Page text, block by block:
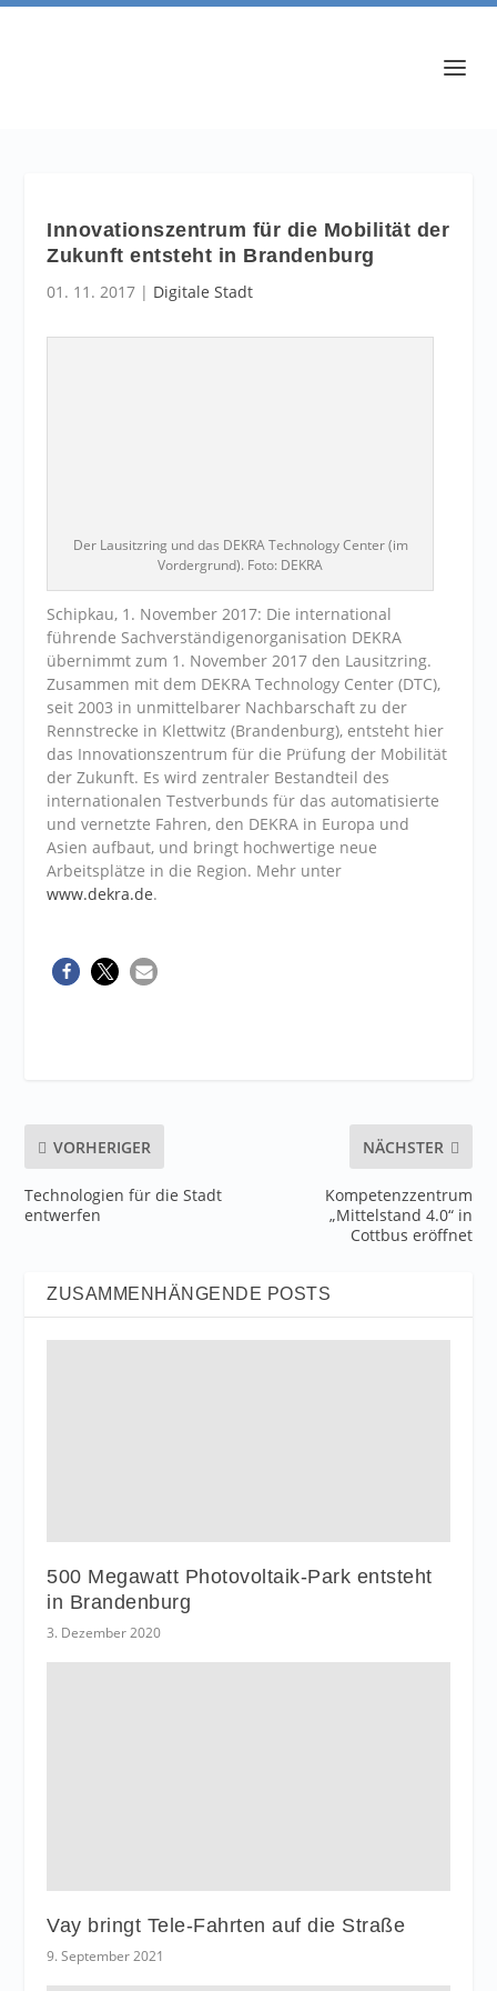
Innovationszentrum für die Mobilität der
Zukunft entsteht in Brandenburg
01. 11. 2017 | Digitale Stadt
Der Lausitzring und das DEKRA Technology Center (im
Vordergrund). Foto: DEKRA
Schipkau, 1. November 2017: Die international
führende Sachverständigenorganisation DEKRA
übernimmt zum 1. November 2017 den Lausitzring.
Zusammen mit dem DEKRA Technology Center (DTC),
seit 2003 in unmittelbarer Nachbarschaft zu der
Rennstrecke in Klettwitz (Brandenburg), entsteht hier
das Innovationszentrum für die Prüfung der Mobilität
der Zukunft. Es wird zentraler Bestandteil des
internationalen Testverbunds für das automatisierte
und vernetzte Fahren, den DEKRA in Europa und
Asien aufbaut, und bringt hochwertige neue
Arbeitsplätze in die Region. Mehr unter
www.dekra.de.
VORHERIGER
Technologien für die Stadt
entwerfen
NÄCHSTER
Kompetenzzentrum
„Mittelstand 4.0“ in
Cottbus eröffnet
ZUSAMMENHÄNGENDE POSTS
500 Megawatt Photovoltaik-Park entsteht
in Brandenburg
3. Dezember 2020
Vay bringt Tele-Fahrten auf die Straße
9. September 2021